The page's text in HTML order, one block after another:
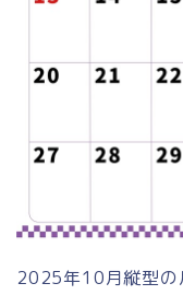
2025年10月縦型の